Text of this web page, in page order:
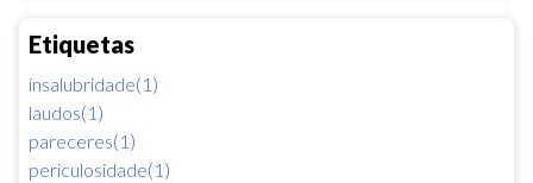
Etiquetas
insalubridade(1)
laudos(1)
pareceres(1)
periculosidade(1)